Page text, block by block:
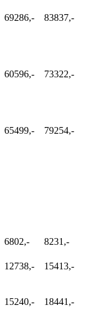
69286,- 83837,-
60596,- 73322,-
65499,- 79254,-
6802,- 8231,-
12738,- 15413,-
15240,- 18441,-